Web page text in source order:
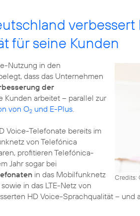
für seine Kunden
Credits:
Nutzung in den
dass das Unternehmen
der
Kunden arbeitet – parallel zur
von O2 und E-Plus.
Voice-Telefonate bereits im
von Telefónica
profitieren Telefónica-
Jahr sogar bei
in das Mobilfunknetz
in das LTE-Netz von
HD Voice-Sprachqualität – und